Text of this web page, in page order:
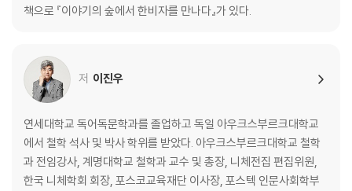
책으로 『이야기의 숲에서 한비자를 만나다』가 있다.
저 이진우
연세대학교 독어독문학과를 졸업하고 독일 아우크스부르크대학교
에서 철학 석사 및 박사 학위를 받았다. 아우크스부르크대학교 철학
과 전임강사, 계명대학교 철학과 교수 및 총장, 니체전집 편집위원,
한국 니체학회 회장, 포스코교육재단 이사장, 포스텍 인문사회학부